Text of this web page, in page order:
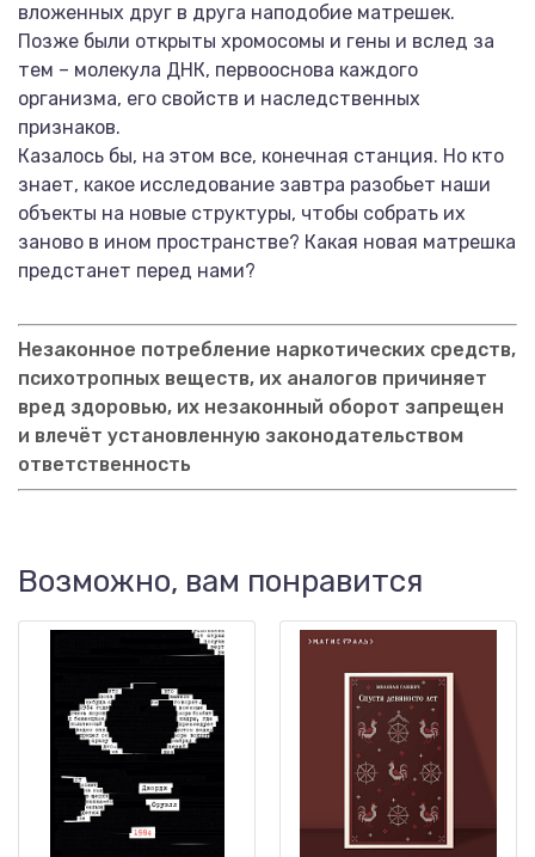
вложенных друг в друга наподобие матрешек.
Позже были открыты хромосомы и гены и вслед за
тем – молекула ДНК, первооснова каждого
организма, его свойств и наследственных
признаков.
Казалось бы, на этом все, конечная станция. Но кто
знает, какое исследование завтра разобьет наши
объекты на новые структуры, чтобы собрать их
заново в ином пространстве? Какая новая матрешка
предстанет перед нами?
Незаконное потребление наркотических средств,
психотропных веществ, их аналогов причиняет
вред здоровью, их незаконный оборот запрещен
и влечёт установленную законодательством
ответственность
Возможно, вам понравится